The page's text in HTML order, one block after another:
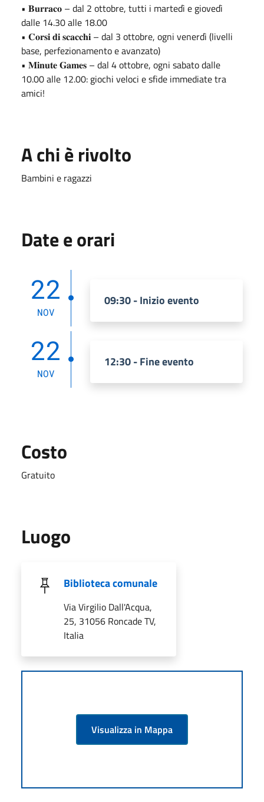
• 𝐁𝐮𝐫𝐫𝐚𝐜𝐨 – dal 2 ottobre, tutti i martedì e giovedì
dalle 14.30 alle 18.00
• 𝐂𝐨𝐫𝐬𝐢 𝐝𝐢 𝐬𝐜𝐚𝐜𝐜𝐡𝐢 – dal 3 ottobre, ogni venerdì (livelli
base, perfezionamento e avanzato)
• 𝐌𝐢𝐧𝐮𝐭𝐞 𝐆𝐚𝐦𝐞𝐬 – dal 4 ottobre, ogni sabato dalle
10.00 alle 12.00: giochi veloci e sfide immediate tra
amici!
A chi è rivolto
Bambini e ragazzi
Date e orari
22
NOV
09:30 - Inizio evento
22
NOV
12:30 - Fine evento
Costo
Gratuito
Luogo
Biblioteca comunale
Via Virgilio Dall'Acqua,
25, 31056 Roncade TV,
Italia
Visualizza in Mappa